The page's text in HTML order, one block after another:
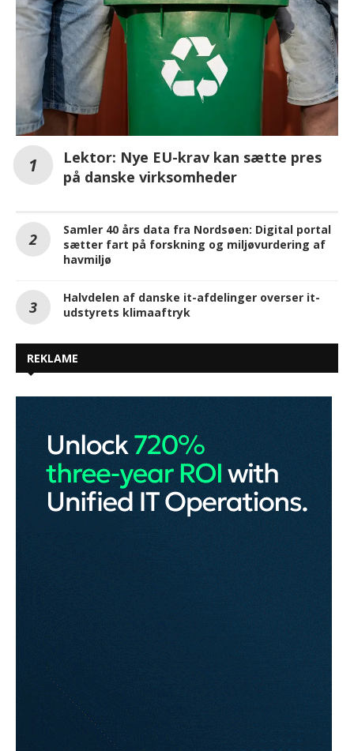
Lektor: Nye EU-krav kan sætte pres
på danske virksomheder
Samler 40 års data fra Nordsøen: Digital portal
sætter fart på forskning og miljøvurdering af
havmiljø
Halvdelen af danske it-afdelinger overser it-
udstyrets klimaaftryk
REKLAME